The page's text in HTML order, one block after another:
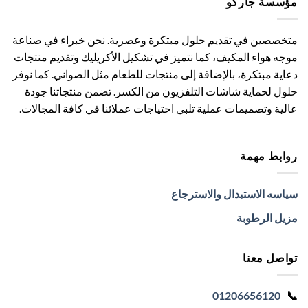
متخصصين في تقديم حلول مبتكرة وعصرية. نحن خبراء في صناعة
موجه هواء المكيف، كما نتميز في تشكيل الأكريليك وتقديم منتجات
دعاية مبتكرة، بالإضافة إلى منتجات للطعام مثل الصواني. كما نوفر
حلول لحماية شاشات التلفزيون من الكسر. تضمن منتجاتنا جودة
عالية وتصميمات عملية تلبي احتياجات عملائنا في كافة المجالات.
روابط مهمة
سياسه الاستبدال والاسترجاع
مزيل الرطوبة
تواصل معنا
📞
01206656120